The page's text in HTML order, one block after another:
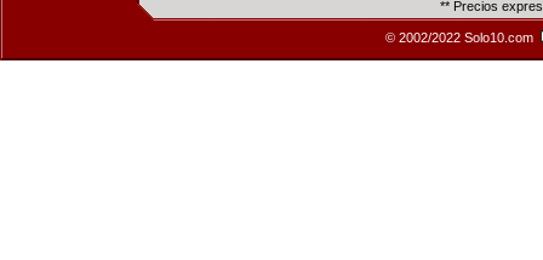
** Precios
© 2002/2022 Solo10.com